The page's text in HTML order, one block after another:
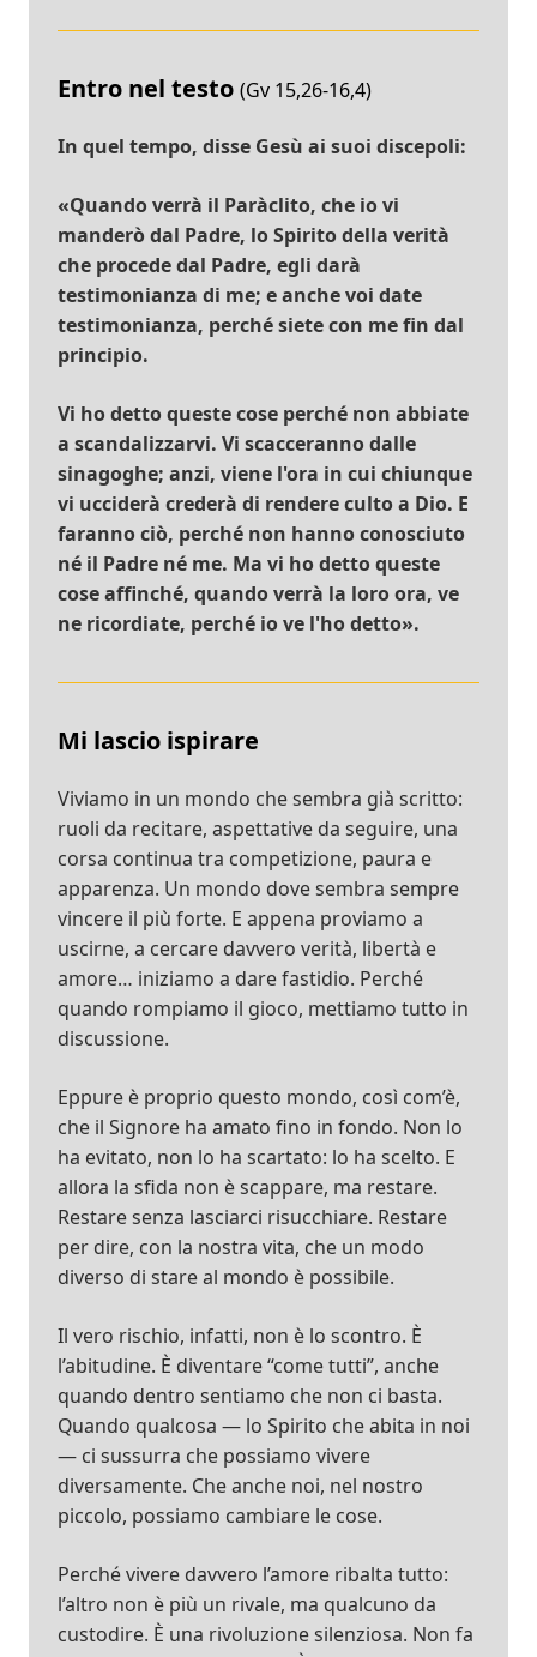
Entro nel testo (Gv 15,26-16,4)
In quel tempo, disse Gesù ai suoi discepoli:
«Quando verrà il Paràclito, che io vi
manderò dal Padre, lo Spirito della verità
che procede dal Padre, egli darà
testimonianza di me; e anche voi date
testimonianza, perché siete con me fin dal
principio.
Vi ho detto queste cose perché non abbiate
a scandalizzarvi. Vi scacceranno dalle
sinagoghe; anzi, viene l'ora in cui chiunque
vi ucciderà crederà di rendere culto a Dio. E
faranno ciò, perché non hanno conosciuto
né il Padre né me. Ma vi ho detto queste
cose affinché, quando verrà la loro ora, ve
ne ricordiate, perché io ve l'ho detto».
Mi lascio ispirare
Viviamo in un mondo che sembra già scritto:
ruoli da recitare, aspettative da seguire, una
corsa continua tra competizione, paura e
apparenza. Un mondo dove sembra sempre
vincere il più forte. E appena proviamo a
uscirne, a cercare davvero verità, libertà e
amore… iniziamo a dare fastidio. Perché
quando rompiamo il gioco, mettiamo tutto in
discussione.
Eppure è proprio questo mondo, così com’è,
che il Signore ha amato fino in fondo. Non lo
ha evitato, non lo ha scartato: lo ha scelto. E
allora la sfida non è scappare, ma restare.
Restare senza lasciarci risucchiare. Restare
per dire, con la nostra vita, che un modo
diverso di stare al mondo è possibile.
Il vero rischio, infatti, non è lo scontro. È
l’abitudine. È diventare “come tutti”, anche
quando dentro sentiamo che non ci basta.
Quando qualcosa — lo Spirito che abita in noi
— ci sussurra che possiamo vivere
diversamente. Che anche noi, nel nostro
piccolo, possiamo cambiare le cose.
Perché vivere davvero l’amore ribalta tutto:
l’altro non è più un rivale, ma qualcuno da
custodire. È una rivoluzione silenziosa. Non fa